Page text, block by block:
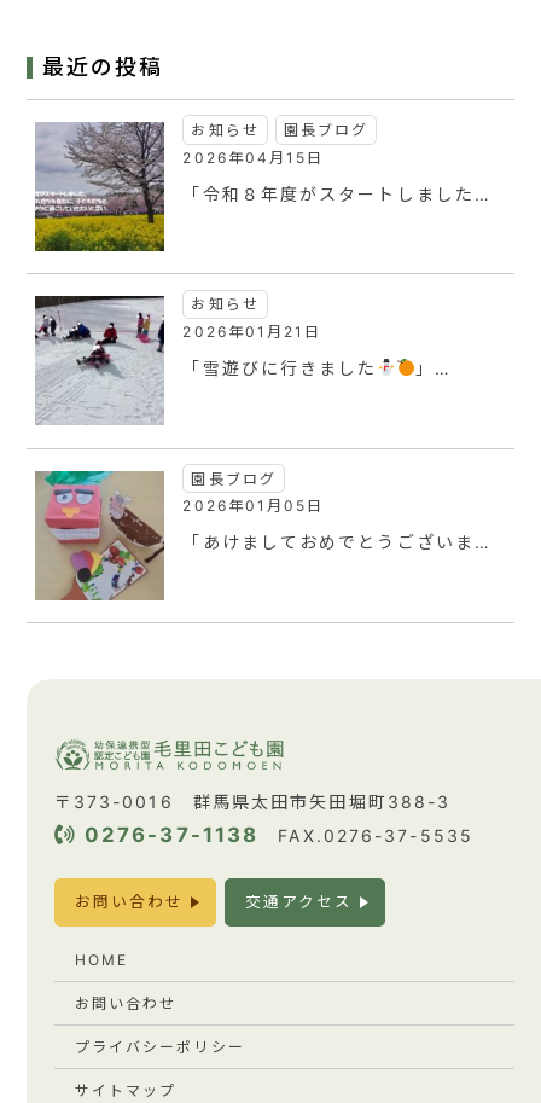
最近の投稿
お知らせ
園長ブログ
2026年04月15日
「令和８年度がスタートしました…
お知らせ
2026年01月21日
「雪遊びに行きました 」…
園長ブログ
2026年01月05日
「あけましておめでとうございま…
〒373-0016 群馬県太田市矢田堀町388-3
0276-37-1138 FAX.0276-37-5535
お問い合わせ 交通アクセス
HOME
お問い合わせ
プライバシーポリシー
サイトマップ